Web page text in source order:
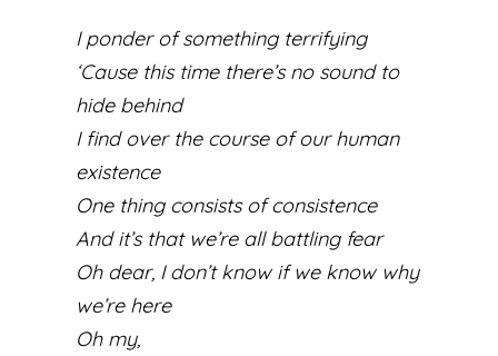
I ponder of something terrifying
‘Cause this time there’s no sound to
hide behind
I find over the course of our human
existence
One thing consists of consistence
And it’s that we’re all battling fear
Oh dear, I don’t know if we know why
we’re here
Oh my,